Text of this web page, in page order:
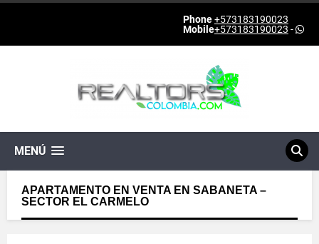
Phone+573183190023
Mobile+573183190023 -
MENÚ
APARTAMENTO EN VENTA EN SABANETA –
SECTOR EL CARMELO